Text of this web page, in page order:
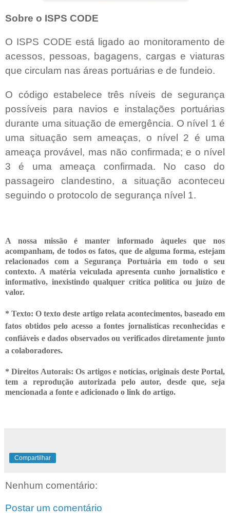
Sobre o ISPS CODE
O ISPS CODE está ligado ao monitoramento de
acessos, pessoas, bagagens, cargas e viaturas
que circulam nas áreas portuárias e de fundeio.
O código estabelece três níveis de segurança
possíveis para navios e instalações portuárias
durante uma situação de emergência. O nível 1 é
uma situação sem ameaças, o nível 2 é uma
ameaça provável, mas não confirmada; e o nível
3 é uma ameaça confirmada. No caso do
passageiro clandestino, a situação aconteceu
seguindo o protocolo de segurança nível 1.
A nossa missão é manter informado àqueles que nos
acompanham, de todos os fatos, que de alguma forma, estejam
relacionados com a Segurança Portuária em todo o seu
contexto. A matéria veiculada apresenta cunho jornalístico e
informativo, inexistindo qualquer críticapolítica ou juízo de
valor.
* Texto: O texto deste artigo relata acontecimentos, baseado em
fatos obtidospelo acesso a fontes jornalísticas reconhecidas e
confiáveis e dados observados ou verificados diretamente junto
a colaboradores.
* Direitos Autorais: Os artigos e notícias, originais deste Portal,
tem a reprodução autorizada pelo autor, desde que, seja
mencionada a fonte e adicionado o link do artigo.
Compartilhar
Nenhum comentário:
Postar um comentário